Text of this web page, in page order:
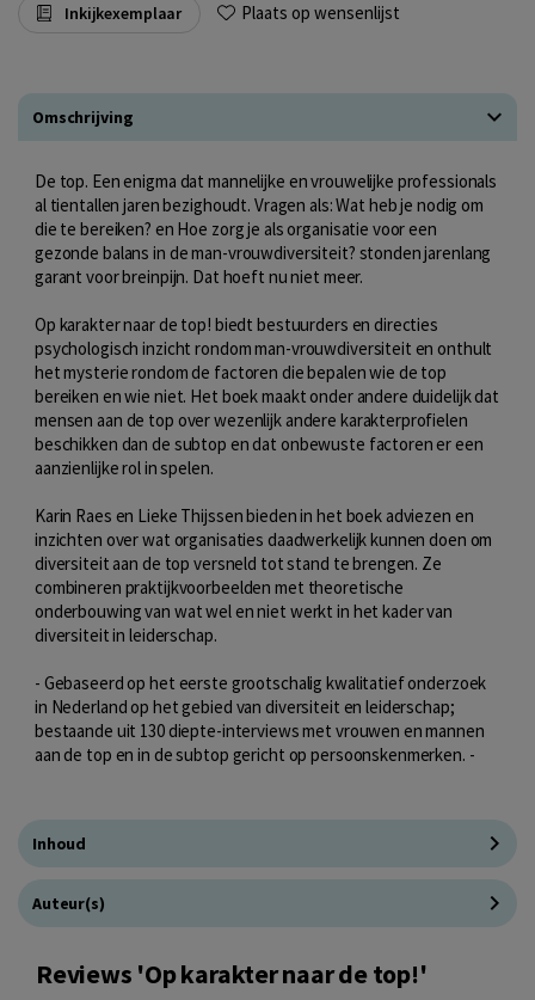
Inkijkexemplaar Plaats op wensenlijst
Omschrijving
De top. Een enigma dat mannelijke en vrouwelijke professionals
al tientallen jaren bezighoudt. Vragen als: Wat heb je nodig om
die te bereiken? en Hoe zorg je als organisatie voor een
gezonde balans in de man-vrouwdiversiteit? stonden jarenlang
garant voor breinpijn. Dat hoeft nu niet meer.
Op karakter naar de top! biedt bestuurders en directies
psychologisch inzicht rondom man-vrouwdiversiteit en onthult
het mysterie rondom de factoren die bepalen wie de top
bereiken en wie niet. Het boek maakt onder andere duidelijk dat
mensen aan de top over wezenlijk andere karakterprofielen
beschikken dan de subtop en dat onbewuste factoren er een
aanzienlijke rol in spelen.
Karin Raes en Lieke Thijssen bieden in het boek adviezen en
inzichten over wat organisaties daadwerkelijk kunnen doen om
diversiteit aan de top versneld tot stand te brengen. Ze
combineren praktijkvoorbeelden met theoretische
onderbouwing van wat wel en niet werkt in het kader van
diversiteit in leiderschap.
- Gebaseerd op het eerste grootschalig kwalitatief onderzoek
in Nederland op het gebied van diversiteit en leiderschap;
bestaande uit 130 diepte-interviews met vrouwen en mannen
aan de top en in de subtop gericht op persoonskenmerken. -
Inhoud
Auteur(s)
Reviews 'Op karakter naar de top!'